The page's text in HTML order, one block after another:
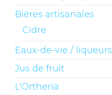
Bières artisanales
Cidre
Eaux-de-vie / liqueurs
Jus de fruit
L'Ortheria